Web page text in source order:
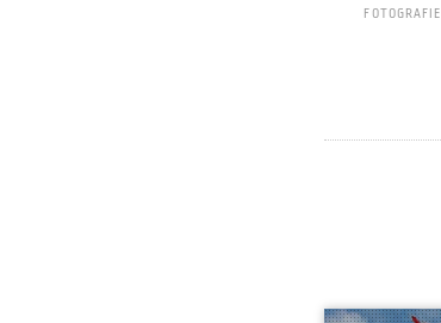
FOTOGRAFIE